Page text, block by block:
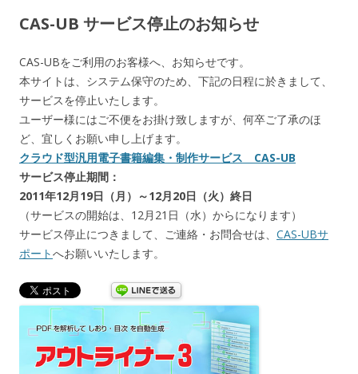
CAS-UB サービス停止のお知らせ
CAS-UBをご利用のお客様へ、お知らせです。
本サイトは、システム保守のため、下記の日程に於きまして、
サービスを停止いたします。
ユーザー様にはご不便をお掛け致しますが、何卒ご了承のほ
ど、宜しくお願い申し上げます。
クラウド型汎用電子書籍編集・制作サービス CAS-UB
サービス停止期間：
2011年12月19日（月）～12月20日（火）終日
（サービスの開始は、12月21日（水）からになります）
サービス停止につきまして、ご連絡・お問合せは、 CAS-UBサ
ポートへお願いいたします。